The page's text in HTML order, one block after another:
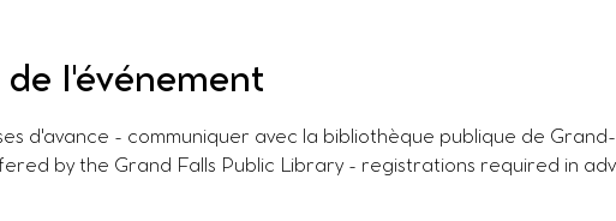
l'événement
d'avance - communiquer avec la bibliothèque publique de
by the Grand Falls Public Library - registrations required in